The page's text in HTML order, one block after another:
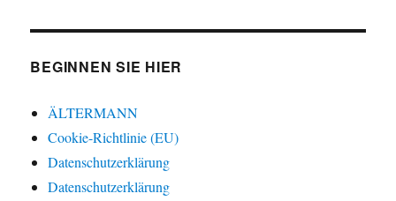
BEGINNEN SIE HIER
ÄLTERMANN
Cookie-Richtlinie (EU)
Datenschutzerklärung
Datenschutzerklärung